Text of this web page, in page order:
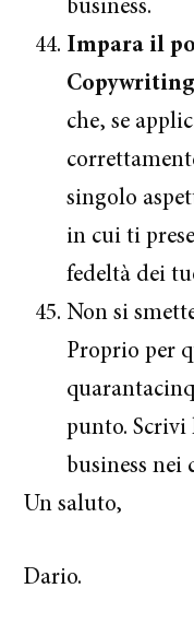
business.
Impara il
Copywriting
che, se
singolo
in cui ti
fedeltà dei
Non si
Proprio per
punto.
business nei
Un saluto,
Dario.